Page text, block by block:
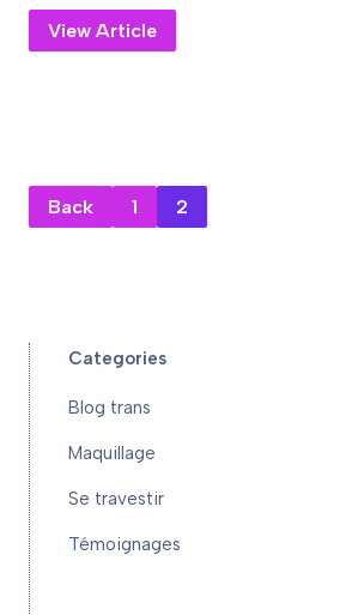
View Article
Back 1 2
Categories
Blog trans
Maquillage
Se travestir
Témoignages